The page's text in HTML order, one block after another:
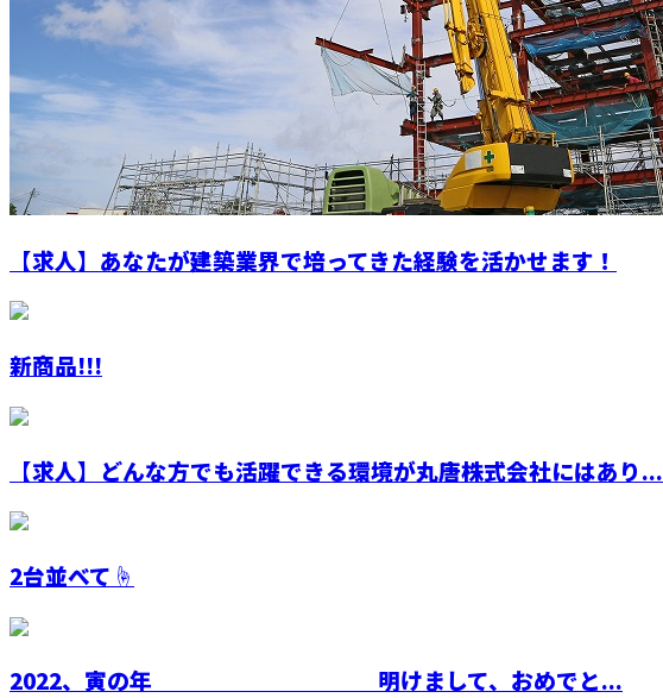
【求人】あなたが建築業界で培ってきた経験を活かせます！
新商品!!!
【求人】どんな方でも活躍できる環境が丸唐株式会社にはあり...
2台並べて☝️
2022、寅の年 明けまして、おめでと...